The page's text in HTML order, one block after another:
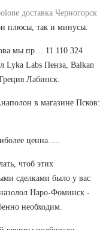
доставка Черногорск
плюсы, так и минусы.
мы пр… 11 110 324
Lyka Labs Пенза, Balkan
Лабинск.
в магазине Псков:
ценна.....
чтоб этих
сделками было у вас
Наро-Фоминск -
необходим.